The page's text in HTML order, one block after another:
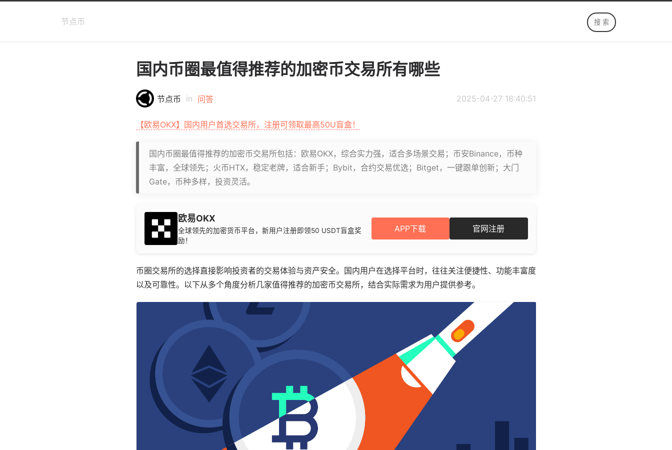
节点币
国内币圈最值得推荐的加密币交易所有哪些
节点币 in 问答 2025-04-27 18:40:51
【欧易OKX】国内用户首选交易所，注册可领取最高50U盲盒！
国内币圈最值得推荐的加密币交易所包括：欧易OKX，综合实力强，适合多场景交易；币安Binance，币种
丰富，全球领先；火币HTX，稳定老牌，适合新手；Bybit，合约交易优选；Bitget，一键跟单创新；大门
Gate，币种多样，投资灵活。
欧易OKX
全球领先的加密货币平台，新用户注册即领50 USDT盲盒奖
励！
APP下载 官网注册
币圈交易所的选择直接影响投资者的交易体验与资产安全。国内用户在选择平台时，往往关注便捷性、功能丰富度
以及可靠性。以下从多个角度分析几家值得推荐的加密币交易所，结合实际需求为用户提供参考。